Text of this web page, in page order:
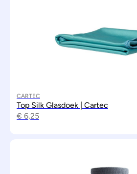
CARTEC
Top Silk Glasdoek | Cartec
€ 6,25